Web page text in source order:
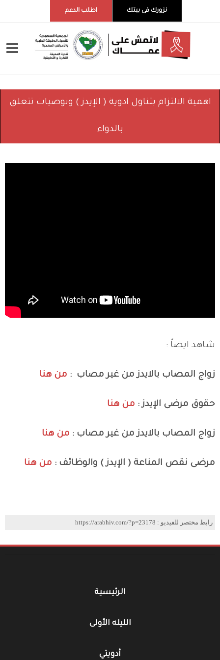
نزورك فى بيتك اطلب الدعم
اهمية الالتزام بتناول ادوية ( الإيدز ) وتوصيات تتعلق
بالدواء
شاهد ايضاً :
زواج المصاب بالايدز من غير مصاب : من هنا
حقوق مرضى الإيدز : من هنا
زواج المصاب بالايدز من غير مصاب : من هنا
مرضى نقص المناعة ( الإيدز ) والوظائف : من هنا
رابط مختصر للفيديو : https://arabhiv.com/?p=23178
الرئيسية
الليله الأولى
أدويتي